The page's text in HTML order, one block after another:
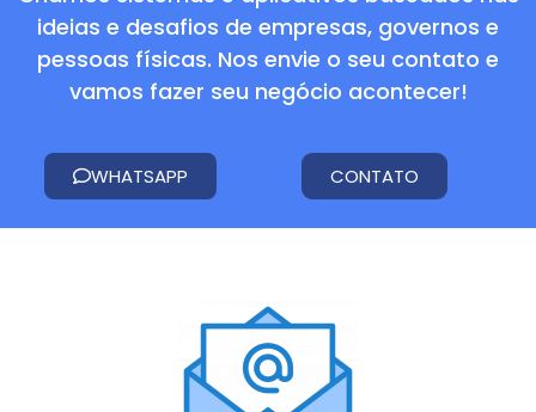
ideias e desafios de empresas, governos e
pessoas físicas. Nos envie o seu contato e
vamos fazer seu negócio acontecer!
WHATSAPP CONTATO